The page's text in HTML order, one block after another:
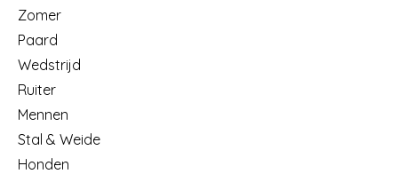
Zomer
Paard
Wedstrijd
Ruiter
Mennen
Stal & Weide
Honden